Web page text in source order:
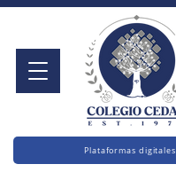
Plataformas digitales